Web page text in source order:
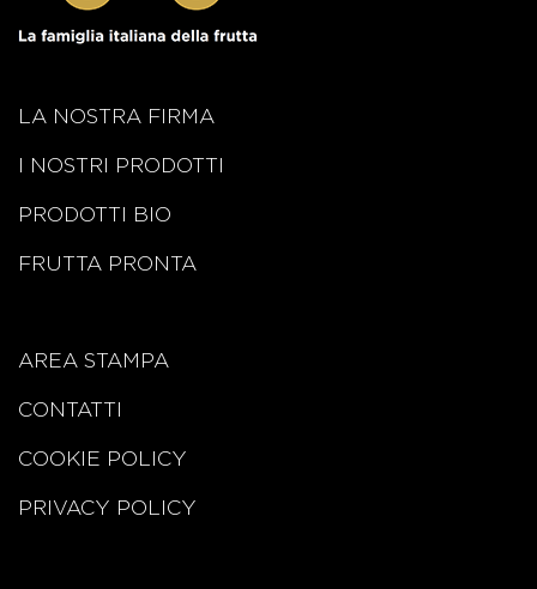
LA NOSTRA FIRMA
I NOSTRI PRODOTTI
PRODOTTI BIO
FRUTTA PRONTA
AREA STAMPA
CONTATTI
COOKIE POLICY
PRIVACY POLICY